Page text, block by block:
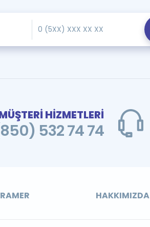
HİZMETLERİ
532 74 74
HAKKIMIZDA